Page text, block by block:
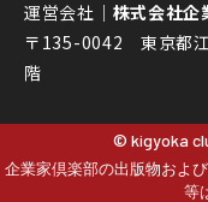
運営会社｜ 株式会社企
〒135-0042 東京都江
階
© kigyoka
企業家倶楽部の出版物およ
等